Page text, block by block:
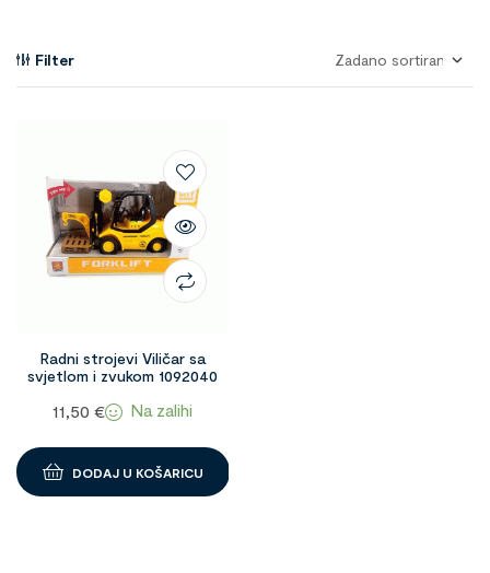
Filter
Radni strojevi Viličar sa
svjetlom i zvukom 1092040
11,50 € Na zalihi
DODAJ U KOŠARICU